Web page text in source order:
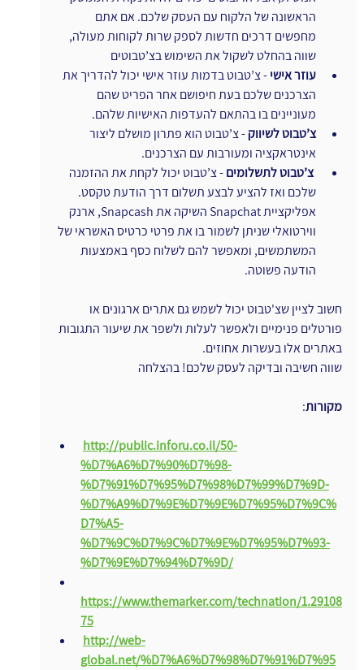
הראשונה של הלקוח עם העסק שלכם. אם אתם
מחפשים דרכים חדשות לספק שרות לקוחות מעולה,
שווה בהחלט לשקול את השימוש בצ’טבוטים
עוזר אישי - צ’טבוט בדמות עוזר אישי יכול להדריך את
הצרכנים שלכם בעת חיפושם אחר הפריט שהם
מעוניינים בו בהתאם להעדפות האישיות שלהם.
צ’טבוט לשיווק - צ’טבוט הוא פתרון מושלם ליצור
אינטראקציה ומעורבות עם הצרכנים.
צ’טבוט לתשלומים - צ’טבוט יכול לקחת את ההזמנה
שלכם ואז להציע לבצע תשלום דרך הודעת טקסט.
אפליקציית Snapchat השיקה את Snapcash, ארנק
ווירטואלי שניתן לשמור בו את פרטי כרטיס האשראי של
המשתמשים, ומאפשר להם לשלוח כסף באמצעות
הודעה פשוטה.
חשוב לציין שצ'טבוט יכול לשמש גם אתרים ארגונים או
פורטלים פנימיים ולאפשר לעלות ולשפר את שיעור התגובות
באתרים אלו בעשרות אחוזים.
שווה חשיבה ובדיקה לעסק שלכם! בהצלחה
מקורות:
http://public.inforu.co.il/50-
%D7%A6%D7%90%D7%98-
%D7%91%D7%95%D7%98%D7%99%D7%9D-
%D7%A9%D7%9E%D7%9E%D7%95%D7%9C%
D7%A5-
%D7%9C%D7%9C%D7%9E%D7%95%D7%93-
%D7%9E%D7%94%D7%9D/
https://www.themarker.com/technation/1.29108
75
http://web-
global.net/%D7%A6%D7%98%D7%91%D7%95